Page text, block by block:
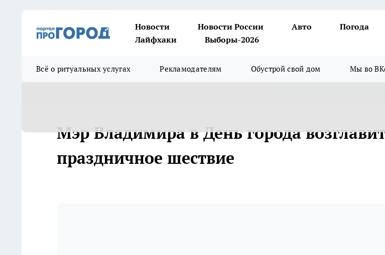
Новости Новости России Авто Погода
Лайфхаки
Выборы-2026
Всё о ритуальных услугах Рекламодателям Обустрой свой дом Мы во
Мэр Владимира в День города
праздничное шествие